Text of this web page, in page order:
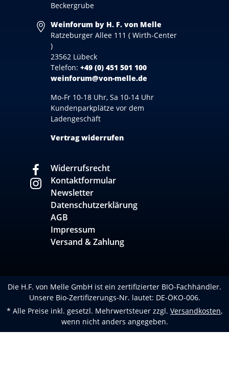
Beckergrube
Weinforum by H. F. von Melle
Ratzeburger Allee 111 ( Wirth-Center
)
23562 Lübeck
Telefon: +49 (0) 451 501 100
weinforum@von-melle.de
Mo-Fr 10-18 Uhr, Sa 10-14 Uhr
Kundenparkplätze vor dem
Ladengeschäft
Vertrag widerrufen
Widerrufsrecht
Kontaktformular
Newsletter
Datenschutzerklärung
AGB
Impressum
Versand & Zahlung
Die H.F. von Melle GmbH ist ein zertifizierter BIO-Fachhändler.
Unsere Bio-Zertifizerungs-Nr. lautet: DE-ÖKO-006.
* Alle Preise inkl. gesetzl. Mehrwertsteuer zzgl. Versandkosten,
wenn nicht anders angegeben.